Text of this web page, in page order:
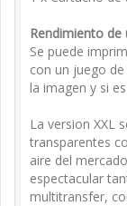
Rendimiento de
Se puede
con un juego
la imagen y si
La version XXL
transparentes
aire del
espectacular
multitransfer,